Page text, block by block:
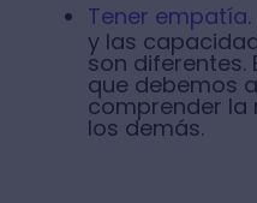
Tener empatía
y las
son diferentes.
que debemos
comprender la
los demás.